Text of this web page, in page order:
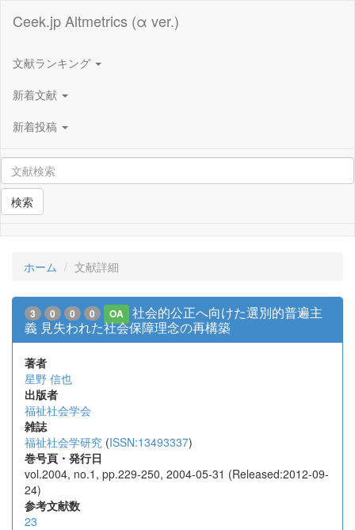
Ceek.jp Altmetrics (α ver.)
文献ランキング
新着文献
新着投稿
検索
ホーム 文献詳細
3 0 0 0 OA
社会的公正へ向けた選別的普遍主
義 見失われた社会保障理念の再構築
著者
星野 信也
出版者
福祉社会学会
雑誌
福祉社会学研究 (ISSN:13493337)
巻号頁・発行日
vol.2004, no.1, pp.229-250, 2004-05-31 (Released:2012-09-
24)
参考文献数
23